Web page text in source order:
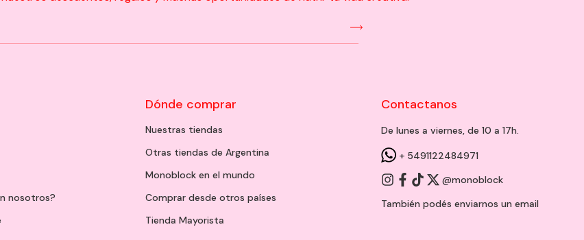
nosotros?
Dónde comprar
Nuestras tiendas
Otras tiendas de Argentina
Monoblock en el mundo
Comprar desde otros países
Tienda Mayorista
Contactanos
De lunes a viernes, de 10 a 17h.
+ 5491122484971
@monoblock
También podés enviarnos un email